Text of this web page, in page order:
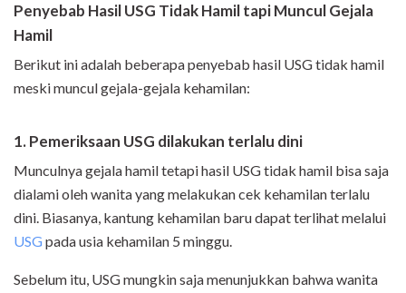
Penyebab Hasil USG Tidak Hamil tapi Muncul Gejala
Hamil
Berikut ini adalah beberapa penyebab hasil USG tidak hamil
meski muncul gejala-gejala kehamilan:
1. Pemeriksaan USG dilakukan terlalu dini
Munculnya gejala hamil tetapi hasil USG tidak hamil bisa saja
dialami oleh wanita yang melakukan cek kehamilan terlalu
dini. Biasanya, kantung kehamilan baru dapat terlihat melalui
USGpada usia kehamilan 5 minggu.
Sebelum itu, USG mungkin saja menunjukkan bahwa wanita